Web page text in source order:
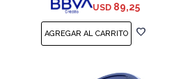
USD 89,25